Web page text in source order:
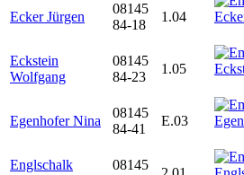
Ecker Jürgen
08145
84-18
1.04
Eckstein
Wolfgang
08145
84-23
1.05
Egenhofer Nina
08145
84-41
E.03
Englschalk
08145